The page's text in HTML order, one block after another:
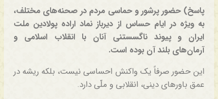
پاسخ) حضور پرشور و حماسی مردم در صحنه‌های مختلف،
به ویژه در ایام حساس از دیرباز نماد اراده پولادین ملت
ایران و پیوند ناگسستنی آنان با انقلاب اسلامی و
آرمان‌های بلند آن بوده است.
این حضور صرفاً یک واکنش احساسی نیست، بلکه ریشه در
عمق باورهای دینی، انقلابی و ملّی دارد.